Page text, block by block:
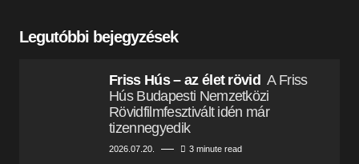
Legutóbbi bejegyzések
Friss Hús – az élet rövid A Friss
Hús Budapesti Nemzetközi
Rövidfilmfesztivált idén már
tizennegyedik
2026.07.20. 3 minute read